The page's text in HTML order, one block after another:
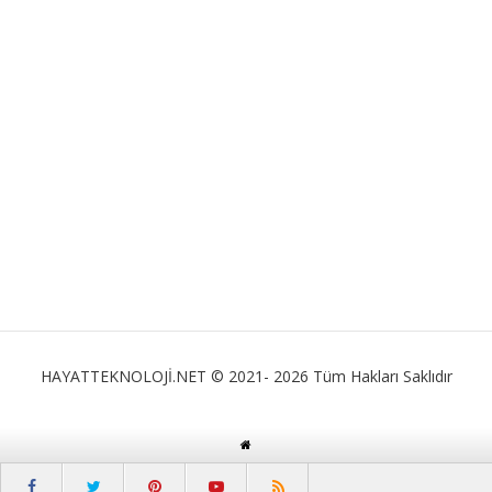
HAYATTEKNOLOJİ.NET © 2021- 2026 Tüm Hakları Saklıdır